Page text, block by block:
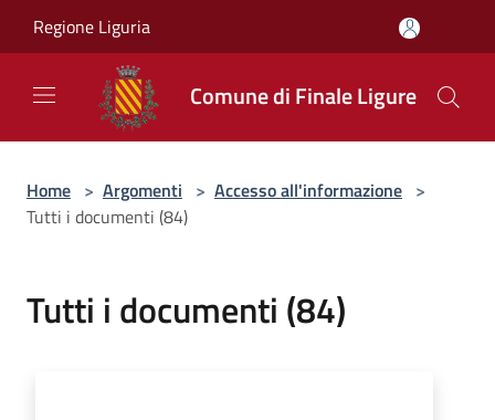
Regione Liguria
Comune di Finale Ligure
Home > Argomenti > Accesso all'informazione >
Tutti i documenti (84)
Tutti i documenti (84)